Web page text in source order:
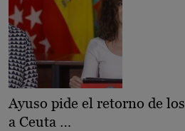
Ayuso pide el retorno de
a Ceuta …